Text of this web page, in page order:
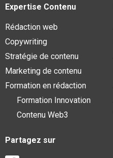
Expertise Contenu
Rédaction web
Copywriting
Stratégie de contenu
Marketing de contenu
Formation en rédaction
Formation Innovation
Contenu Web3
Partagez sur